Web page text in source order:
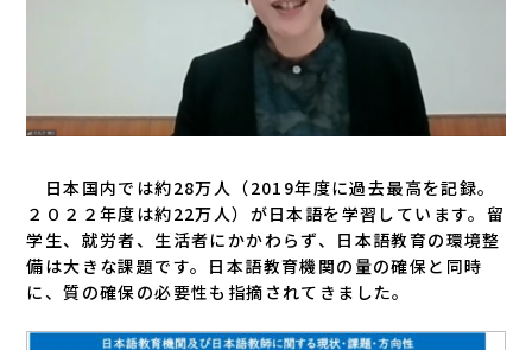
日本国内では約28万人（2019年度に過去最高を記録。
２０２２年度は約22万人）が日本語を学習しています。留
学生、就労者、生活者にかかわらず、日本語教育の環境整
備は大きな課題です。日本語教育機関の量の確保と同時
に、質の確保の必要性も指摘されてきました。